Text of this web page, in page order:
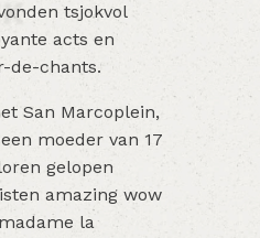
tsjokvol
acts en
de-chants.
San Marcoplein,
moeder van 17
gelopen
amazing wow
la